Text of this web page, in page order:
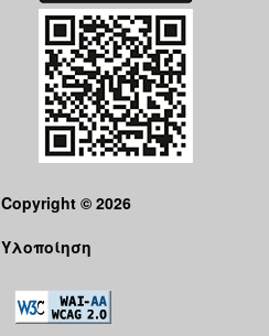
Copyright © 2026
Υλοποίηση